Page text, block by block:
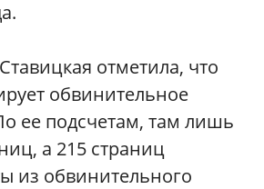
отметила, что
обвинительное
ее подсчетам, там лишь
а 215 страниц
из обвинительного